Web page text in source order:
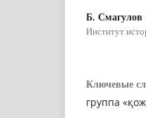
Б. Смагулов
Институт
Ключевые
группа